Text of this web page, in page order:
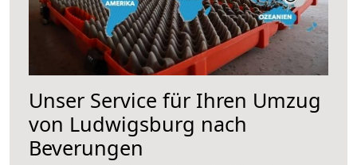
Unser Service für Ihren Umzug
von Ludwigsburg nach
Beverungen